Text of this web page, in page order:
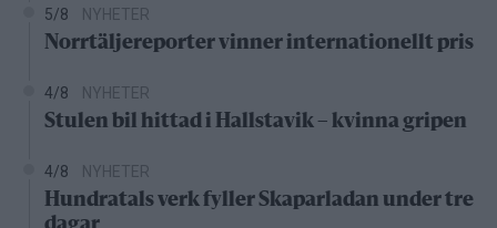
5/8 NYHETER
Norrtäljereporter vinner internationellt pris
4/8 NYHETER
Stulen bil hittad i Hallstavik – kvinna gripen
4/8 NYHETER
Hundratals verk fyller Skaparladan under tre